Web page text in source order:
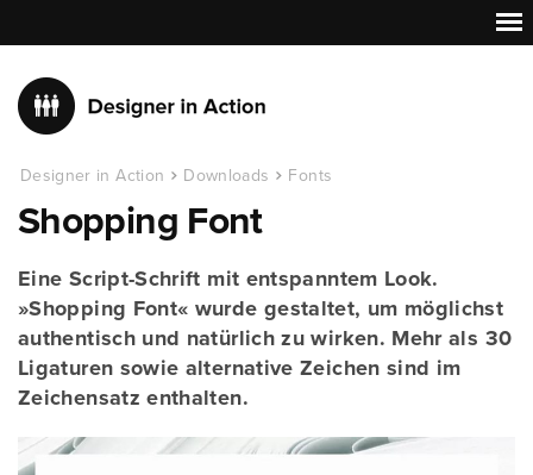
Designer in Action Downloads Fonts
Shopping Font
Eine Script-Schrift mit entspanntem Look.
»Shopping Font« wurde gestaltet, um möglichst
authentisch und natürlich zu wirken. Mehr als 30
Ligaturen sowie alternative Zeichen sind im
Zeichensatz enthalten.